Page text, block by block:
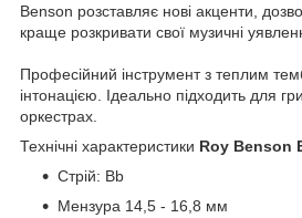
Benson розставляє нові акценти,
краще розкривати свої музичні
Професійний інструмент з теплим
інтонацією. Ідеально підходить для
оркестрах.
Технічні характеристики Roy Benson
Стрій: Bb
Мензура 14,5 - 16,8 мм